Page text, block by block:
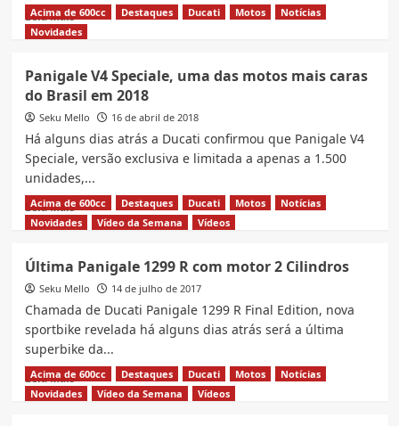
916
Leia MaisRead
more
Ducati
com
“asas”
cv
é
lançada
no
Brasil
Acima de 600cc Destaques Ducati Motos
Notícias
Novidades
Panigale V4 Speciale, uma das motos mais caras
do Brasil em 2018
Seku Mello 16 de abril de 2018
Há alguns dias atrás a Ducati confirmou que Panigale V4
Speciale, versão exclusiva e limitada a apenas a 1.500
unidades,...
Leia MaisRead
more
V4
Speciale,
uma
mais
caras
do
Acima de 600cc Destaques Ducati Motos
Notícias
Novidades
Vídeo da Semana Vídeos
Última Panigale 1299 R com motor 2 Cilindros
Seku Mello 14 de julho de 2017
Chamada de Ducati Panigale 1299 R Final Edition, nova
sportbike revelada há alguns dias atrás será a última
superbike da...
Leia MaisRead
more
Acima de 600cc Destaques Ducati Motos
Notícias
Novidades
Vídeo da Semana Vídeos